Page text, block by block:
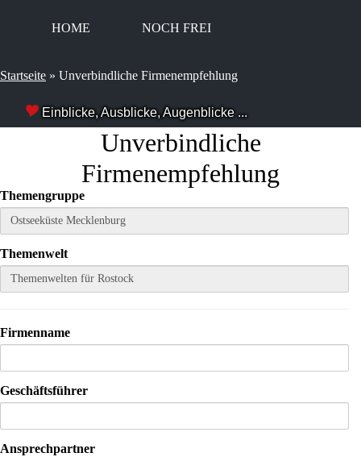
HOME NOCH FREI
Startseite » Unverbindliche Firmenempfehlung
Einblicke, Ausblicke, Augenblicke ...
Unver­bind­li­che
Firmenempfehlung
The­men­grup­pe
The­men­welt
Fir­men­na­me
Geschäfts­füh­rer
Ansprech­part­ner